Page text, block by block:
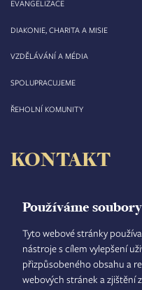
Používáme
Tyto webové stránky
nástroje s cílem vylepšení
přizpůsobeného obsahu a
webových stránek a zjištění
EVANGELIZACE
DIAKONIE, CHARITA A MISIE
VZDĚLÁVÁNÍ A MÉDIA
SPOLUPRACUJEME
ŘEHOLNÍ KOMUNITY
KONTAKT
Velké náměstí 35/44
500 03 Hradec Králové
tel.: +420 495 063 611
IČO: 00 44 51 34
DIČ: CZ 00 44 51 34
Číslo účtu: 1006010044/5500